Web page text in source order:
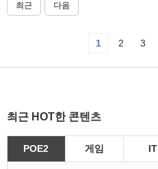
최근 다음
1 2 3
최근 HOT한 콘텐츠
POE2 게임 IT